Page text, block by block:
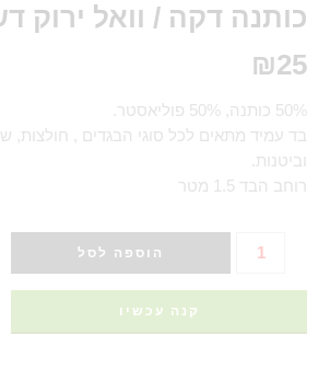
כותנה דקה / וואל ירוק
₪25
50% כותנה, 50% פוליאסטר.
בד עמיד מתאים לכל סוגי הבגדים , חולצות,
וביטנות.
רוחב הבד 1.5 מטר
הוספה לסל
קנה עכשיו